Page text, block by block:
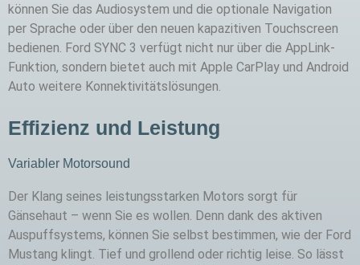
können Sie das Audiosystem und die optionale Navigation
per Sprache oder über den neuen kapazitiven Touchscreen
bedienen. Ford SYNC 3 verfügt nicht nur über die AppLink-
Funktion, sondern bietet auch mit Apple CarPlay und Android
Auto weitere Konnektivitätslösungen.
Effizienz und Leistung
Variabler Motorsound
Der Klang seines leistungsstarken Motors sorgt für
Gänsehaut – wenn Sie es wollen. Denn dank des aktiven
Auspuffsystems, können Sie selbst bestimmen, wie der Ford
Mustang klingt. Tief und grollend oder richtig leise. So lässt